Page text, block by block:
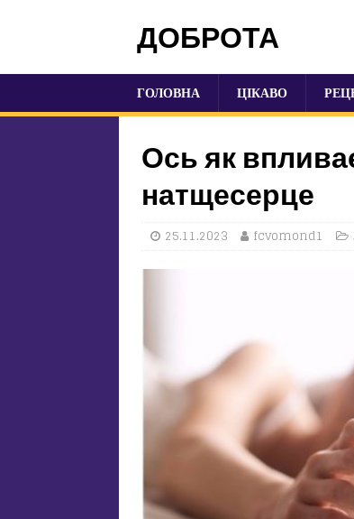
ДОБРОТА
ГОЛОВНА ЦІКАВО
Ось як
натщесерце
25.11.2023 fcvomond1